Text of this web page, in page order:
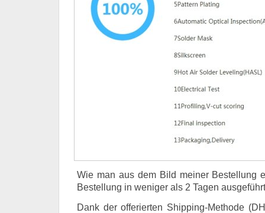
Wie man aus dem Bild meiner Bestellung
Bestellung in weniger als 2 Tagen
Dank der offerierten Shipping-Methode